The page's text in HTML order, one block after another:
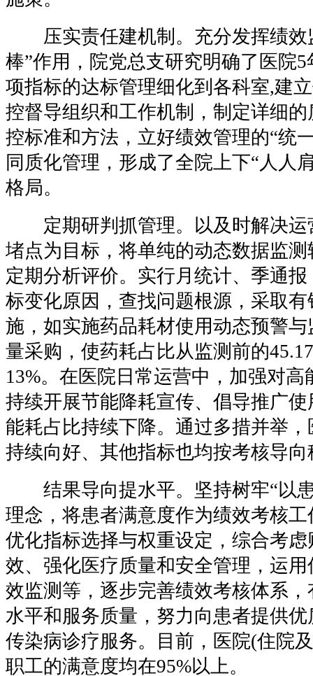
压实责任建机制。充分发挥绩效
棒”作用，院党总支研究明确了医院
项指标的达标管理细化到各科室,建
控督导组织和工作机制，制定详细
控标准和方法，立好绩效管理的“统
同质化管理，形成了全院上下“人人
格局。
定期研判抓管理。以及时解决运
堵点为目标，将单纯的动态数据监
定期分析评价。实行月统计、季通
标变化原因，查找问题根源，采取
施，如实施药品耗材使用动态预警
量采购，使药耗占比从监测前的
13%。在医院日常运营中，加强对
持续开展节能降耗宣传、倡导推广
能耗占比持续下降。通过多措并举
持续向好、其他指标也均按考核导
结果导向提水平。坚持树牢“以
理念，将患者满意度作为绩效考核
优化指标选择与权重设定，综合考
效、强化医疗质量和安全管理，运
效监测等，逐步完善绩效考核体系
水平和服务质量，努力向患者提供
传染病诊疗服务。目前，医院(住院
职工的满意度均在95%以上。